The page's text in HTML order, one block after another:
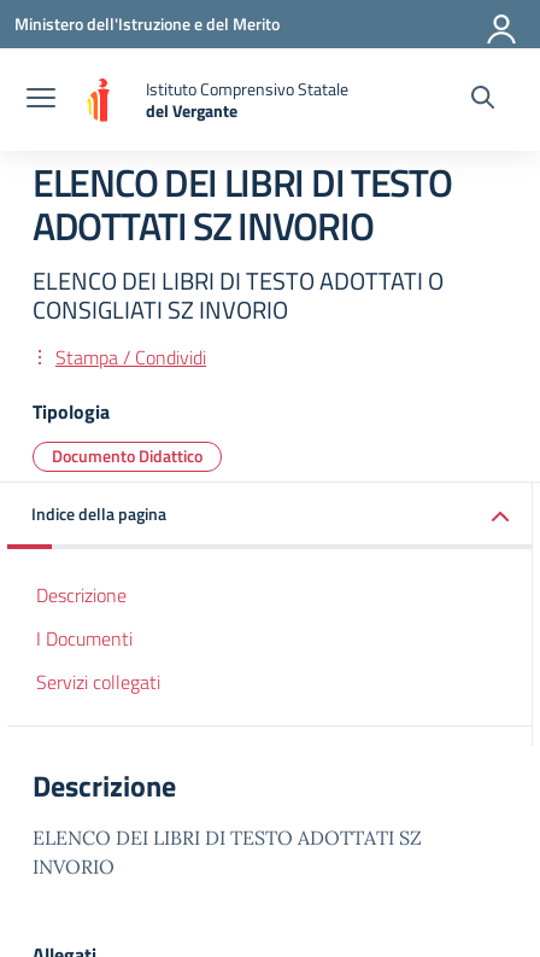
Vai ai contenuti
Vai al menu di navigazione
Vai al footer
Ministero dell'Istruzione e del Merito
Istituto Comprensivo Statale
del Vergante
— Visita la pagina iniziale della scuola
ELENCO DEI LIBRI DI TESTO
ADOTTATI SZ INVORIO
ELENCO DEI LIBRI DI TESTO ADOTTATI O
CONSIGLIATI SZ INVORIO
Stampa / Condividi
Tipologia
Documento Didattico
Indice della pagina
Descrizione
I Documenti
Servizi collegati
Descrizione
ELENCO DEI LIBRI DI TESTO ADOTTATI SZ
INVORIO